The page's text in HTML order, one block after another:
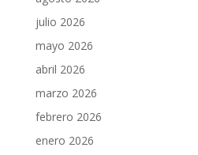
julio 2026
mayo 2026
abril 2026
marzo 2026
febrero 2026
enero 2026